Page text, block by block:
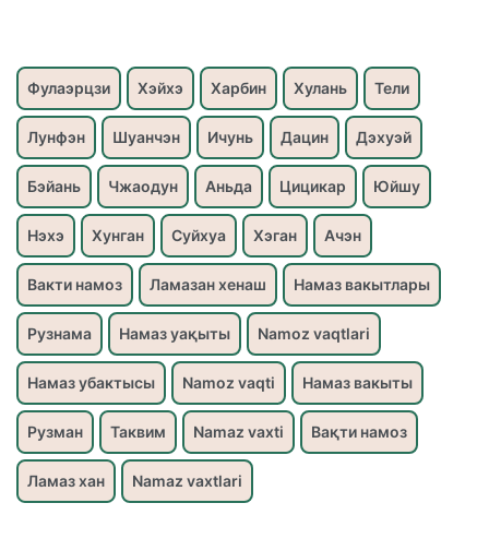
Фулаэрцзи Хэйхэ Харбин Хулань Тели
Лунфэн Шуанчэн Ичунь Дацин Дэхуэй
Бэйань Чжаодун Аньда Цицикар Юйшу
Нэхэ Хунган Суйхуа Хэган Ачэн
Вакти намоз Ламазан хенаш Намаз вакытлары
Рузнама Намаз уақыты Namoz vaqtlari
Намаз убактысы Namoz vaqti Намаз вакыты
Рузман Таквим Namaz vaxti Вақти намоз
Ламаз хан Namaz vaxtlari